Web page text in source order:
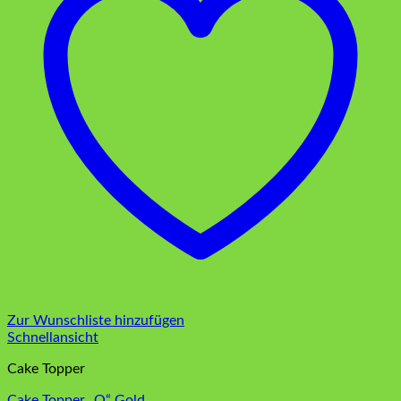
Zur Wunschliste hinzufügen
Schnellansicht
Cake Topper